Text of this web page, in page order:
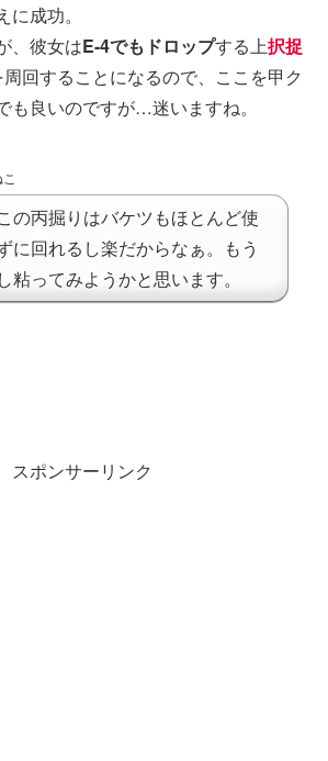
に成功。
、彼女はE-4でもドロップする上択捉
回することになるので、ここを甲ク
も良いのですが…迷いますね。
の丙掘りはバケツもほとんど使
に回れるし楽だからなぁ。もう
粘ってみようかと思います。
スポンサーリンク